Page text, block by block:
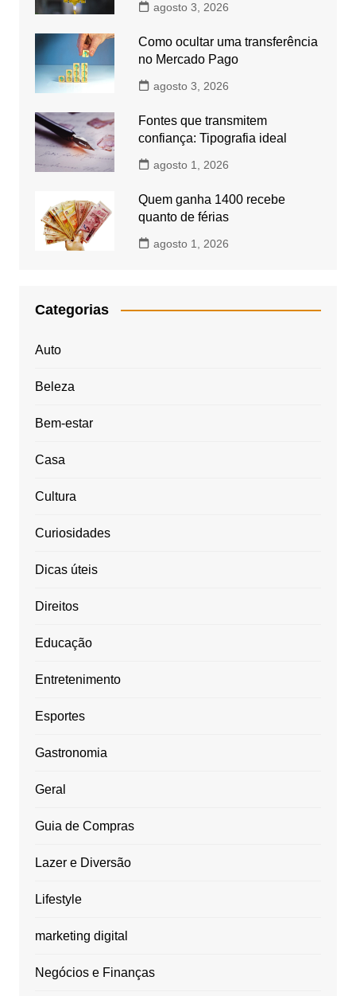
agosto 3, 2026
Como ocultar uma transferência
no Mercado Pago
agosto 3, 2026
Fontes que transmitem
confiança: Tipografia ideal
agosto 1, 2026
Quem ganha 1400 recebe
quanto de férias
agosto 1, 2026
Categorias
Auto
Beleza
Bem-estar
Casa
Cultura
Curiosidades
Dicas úteis
Direitos
Educação
Entretenimento
Esportes
Gastronomia
Geral
Guia de Compras
Lazer e Diversão
Lifestyle
marketing digital
Negócios e Finanças